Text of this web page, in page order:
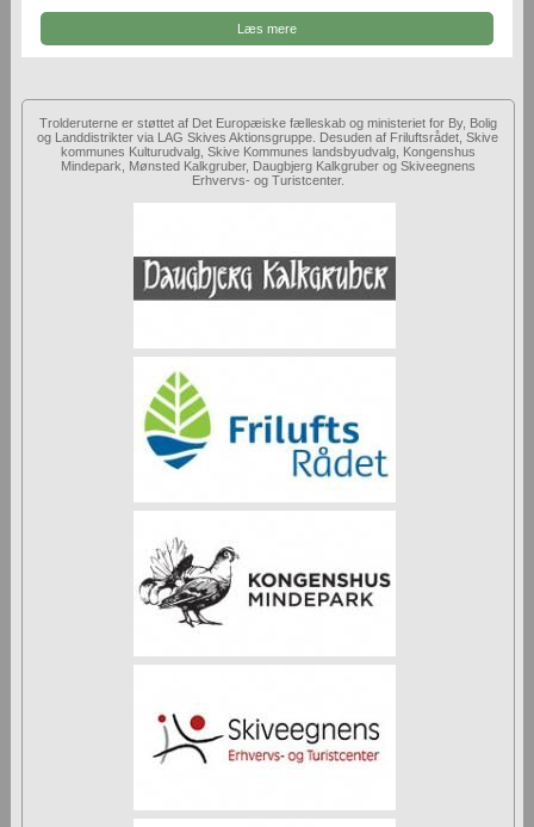
Læs mere
Trolderuterne er støttet af Det Europæiske fælleskab og ministeriet for By, Bolig
og Landdistrikter via LAG Skives Aktionsgruppe. Desuden af Friluftsrådet, Skive
kommunes Kulturudvalg, Skive Kommunes landsbyudvalg, Kongenshus
Mindepark, Mønsted Kalkgruber, Daugbjerg Kalkgruber og Skiveegnens
Erhvervs- og Turistcenter.